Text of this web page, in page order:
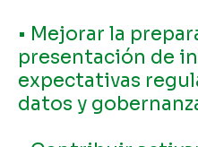
• Mejorar la
presentación de
expectativas
datos y